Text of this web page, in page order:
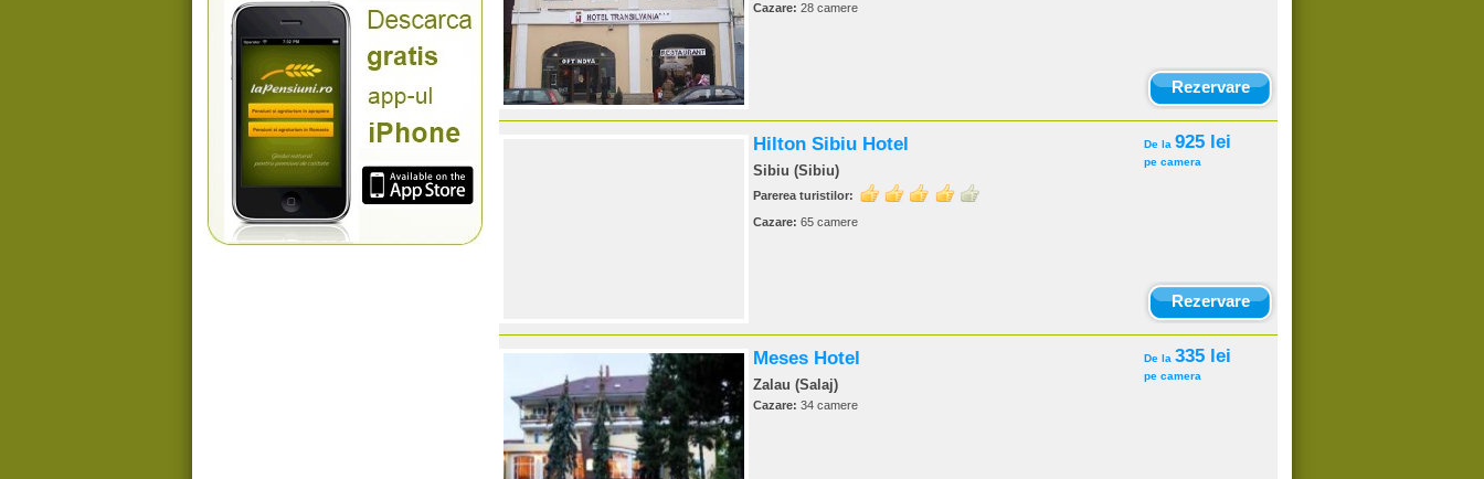
Cazare: 28 camere
Rezervare
Hilton Sibiu Hotel
Sibiu (Sibiu)
Parerea turistilor:
Cazare: 65 camere
De la 925 lei
pe camera
Rezervare
Meses Hotel
Zalau (Salaj)
Cazare: 34 camere
De la 335 lei
pe camera